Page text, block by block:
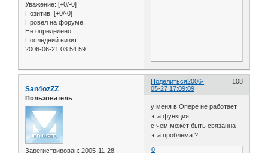
Уважение: [+0/-0]
Позитив: [+0/-0]
Провел на форуме:
Не определено
Последний визит:
2006-06-21 03:54:59
Поделиться 108
2006-
05-27 17:09:09
San4ozZZ
Пользователь
Зарегистрирован: 2005-11-28
у меня в Опере не работает
эта функция..
с чем может быть связанна
эта проблема ?
0